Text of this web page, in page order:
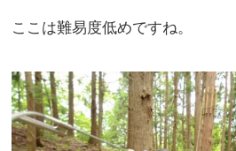
ここは難易度低めですね。